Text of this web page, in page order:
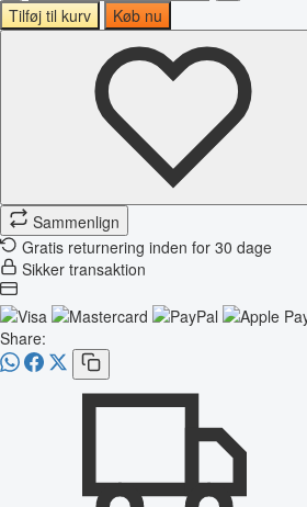
Tilføj til kurv
Køb nu
Sammenlign
Gratis returnering inden for 30 dage
Sikker transaktion
Share: